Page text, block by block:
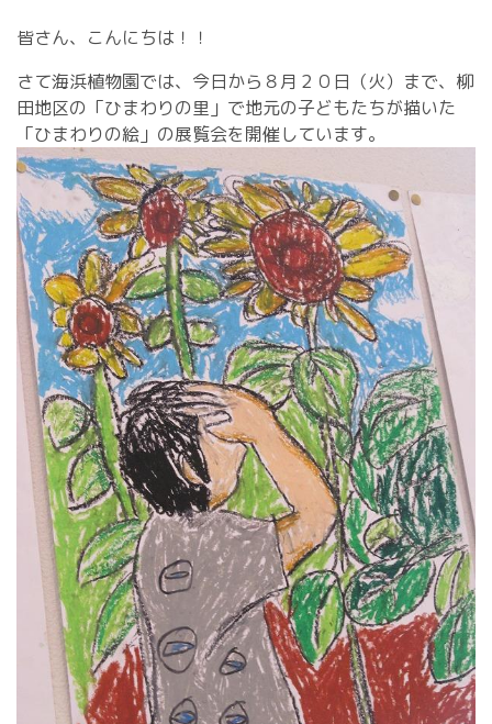
皆さん、こんにちは！！
さて海浜植物園では、今日から８月２０日（火）まで、柳
田地区の「ひまわりの里」で地元の子どもたちが描いた
「ひまわりの絵」の展覧会を開催しています。